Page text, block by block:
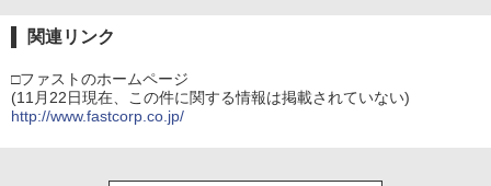
関連リンク
□ファストのホームページ
(11月22日現在、この件に関する情報は掲載されていない)
http://www.fastcorp.co.jp/